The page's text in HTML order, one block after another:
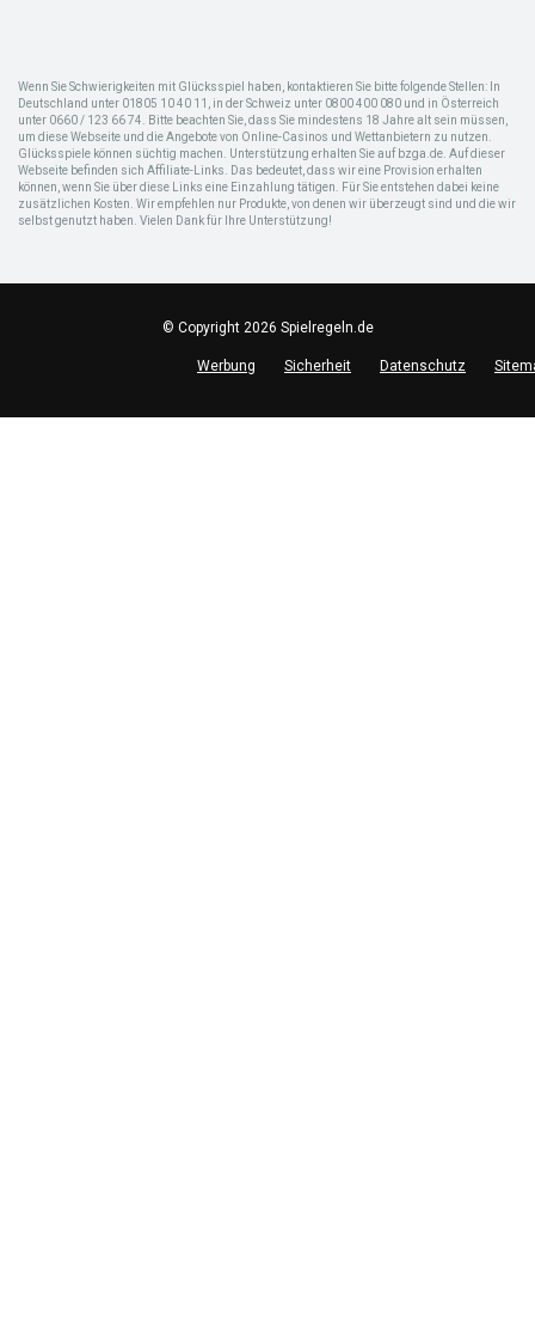
Wenn Sie Schwierigkeiten mit Glücksspiel haben, kontaktieren Sie bitte folgende Stellen: In
Deutschland unter 01805 10 40 11, in der Schweiz unter 0800 400 080 und in Österreich
unter 0660 / 123 66 74. Bitte beachten Sie, dass Sie mindestens 18 Jahre alt sein müssen,
um diese Webseite und die Angebote von Online-Casinos und Wettanbietern zu nutzen.
Glücksspiele können süchtig machen. Unterstützung erhalten Sie auf bzga.de. Auf dieser
Webseite befinden sich Affiliate-Links. Das bedeutet, dass wir eine Provision erhalten
können, wenn Sie über diese Links eine Einzahlung tätigen. Für Sie entstehen dabei keine
zusätzlichen Kosten. Wir empfehlen nur Produkte, von denen wir überzeugt sind und die wir
selbst genutzt haben. Vielen Dank für Ihre Unterstützung!
© Copyright 2026 Spielregeln.de
Werbung Sicherheit Datenschutz